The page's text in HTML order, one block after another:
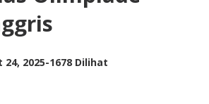
Emas
Olimpiade
Bahasa
24, 2025oleh
-1678 Dilihat